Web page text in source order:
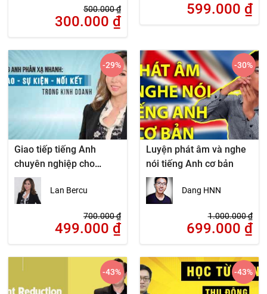
500.000₫
300.000 ₫
nWins)
599.000 ₫
Giao tiếp tiếng Anh
chuyên nghiệp cho
người làm kinh doanh
Lan Bercu
700.000₫
499.000 ₫
-29%
Luyện phát âm và nghe
nói tiếng Anh cơ bản
Dang HNN
1.000.000₫
699.000 ₫
-30%
-43% -43%